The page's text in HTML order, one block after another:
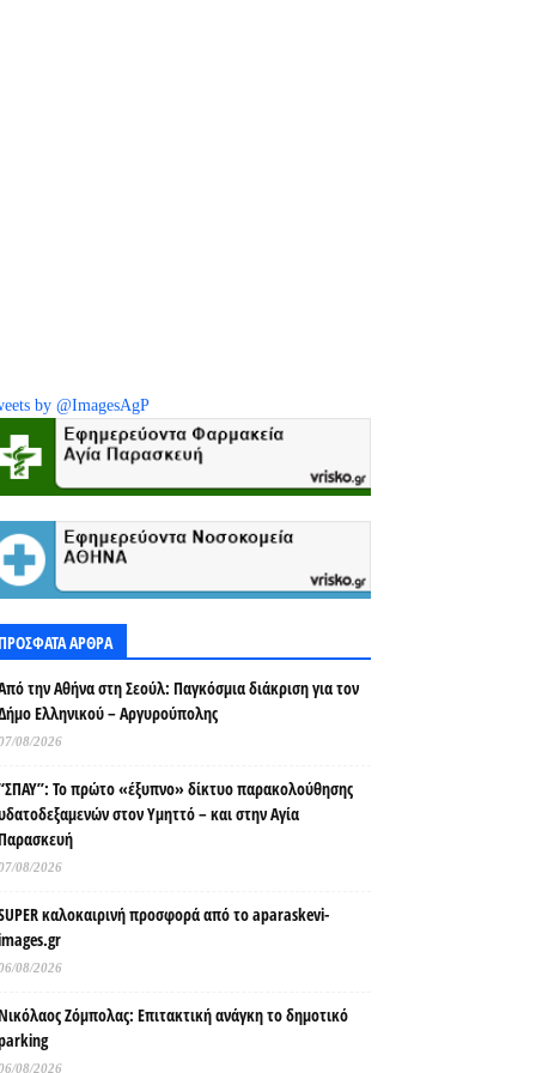
by @ImagesAgP
ΑΡΘΡΑ
την Αθήνα στη Σεούλ: Παγκόσμια διάκριση για τον
Ελληνικού – Αργυρούπολης
08/2026
Το πρώτο «έξυπνο» δίκτυο παρακολούθησης
στον Υμηττό – και στην Αγία
08/2026
καλοκαιρινή προσφορά από το aparaskevi-
08/2026
Ζόμπολας: Επιτακτική ανάγκη το δημοτικό
08/2026